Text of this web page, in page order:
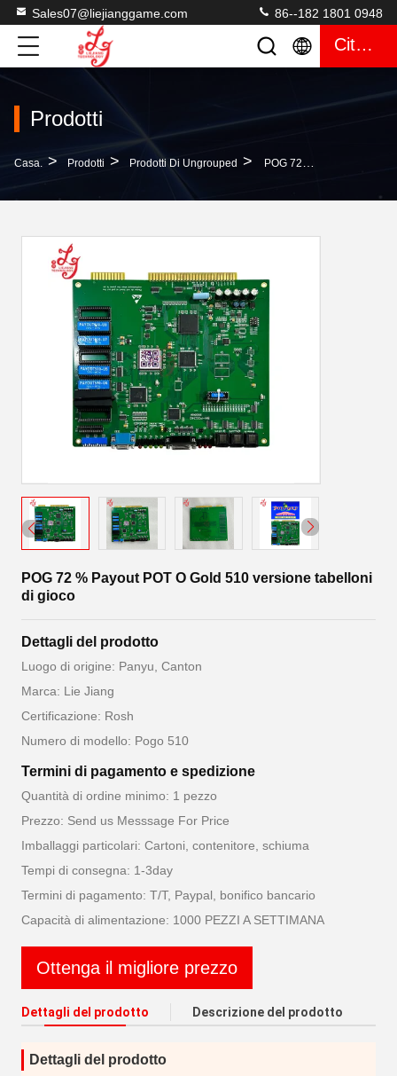
Sales07@liejianggame.com 86--182 1801 0948
Citazione
Prodotti
Casa. > Prodotti > Prodotti Di Ungrouped > POG 72 % Payout POT O Gold 510 Versione Tabelloni Di Gioco
POG 72 % Payout POT O Gold 510 versione tabelloni
di gioco
Dettagli del prodotto
Luogo di origine: Panyu, Canton
Marca: Lie Jiang
Certificazione: Rosh
Numero di modello: Pogo 510
Termini di pagamento e spedizione
Quantità di ordine minimo: 1 pezzo
Prezzo: Send us Messsage For Price
Imballaggi particolari: Cartoni, contenitore, schiuma
Tempi di consegna: 1-3day
Termini di pagamento: T/T, Paypal, bonifico bancario
Capacità di alimentazione: 1000 PEZZI A SETTIMANA
Ottenga il migliore prezzo
Dettagli del prodotto Descrizione del prodotto
Dettagli del prodotto